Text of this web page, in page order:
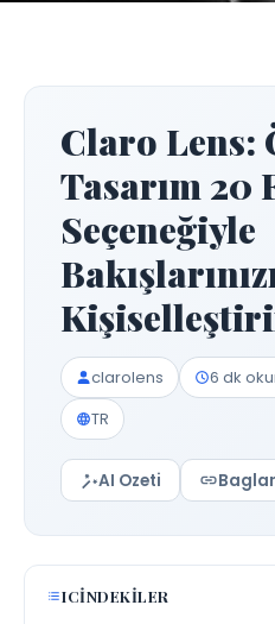
Claro Lens:
Tasarım 20
Seçeneğiyle
clarolens 6 dk
TR
AI Ozeti
ICINDEKILER